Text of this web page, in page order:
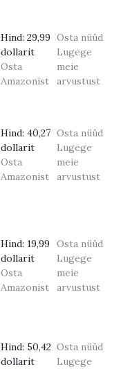
Hind: 29,99
dollarit
Osta
Amazonist
Osta nüüd
Lugege
meie
arvustust
Hind: 40,27
dollarit
Osta
Amazonist
Osta nüüd
Lugege
meie
arvustust
Hind: 19,99
dollarit
Osta
Amazonist
Osta nüüd
Lugege
meie
arvustust
Hind: 50,42
dollarit
Osta nüüd
Lugege